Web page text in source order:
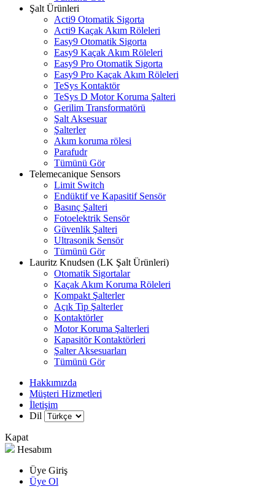
Şalt Ürünleri
Acti9 Otomatik Sigorta
Acti9 Kaçak Akım Röleleri
Easy9 Otomatik Sigorta
Easy9 Kaçak Akım Röleleri
Easy9 Pro Otomatik Sigorta
Easy9 Pro Kaçak Akım Röleleri
TeSys Kontaktör
TeSys D Motor Koruma Şalteri
Gerilim Transformatörü
Şalt Aksesuar
Şalterler
Akım koruma rölesi
Parafudr
Tümünü Gör
Telemecanique Sensors
Limit Switch
Endüktif ve Kapasitif Sensör
Basınç Şalteri
Fotoelektrik Sensör
Güvenlik Şalteri
Ultrasonik Sensör
Tümünü Gör
Lauritz Knudsen (LK Şalt Ürünleri)
Otomatik Sigortalar
Kaçak Akım Koruma Röleleri
Kompakt Şalterler
Açık Tip Şalterler
Kontaktörler
Motor Koruma Şalterleri
Kapasitör Kontaktörleri
Şalter Aksesuarları
Tümünü Gör
Hakkımızda
Müşteri Hizmetleri
İletişim
Dil
Kapat
Hesabım
Üye Giriş
Üye Ol